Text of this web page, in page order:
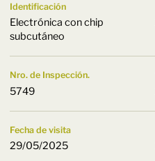
Identificación
Electrónica con chip
subcutáneo
Nro. de Inspección.
5749
Fecha de visita
29/05/2025